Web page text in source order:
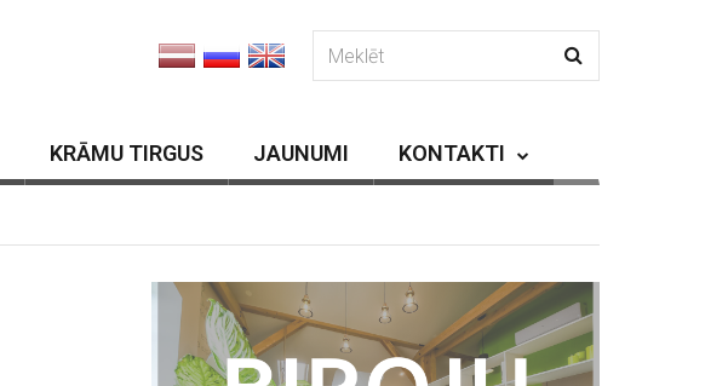
KRĀMU TIRGUS JAUNUMI KONTAKTI